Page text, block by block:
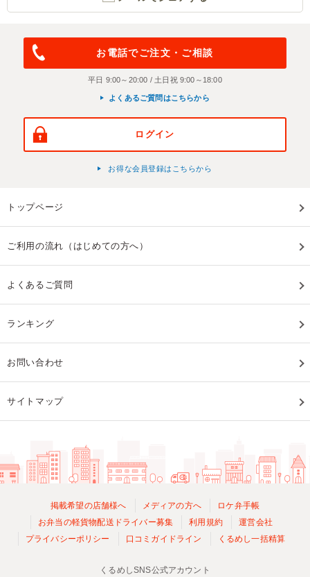
お電話でご注文・ご相談
平日 9:00～20:00 / 土日祝 9:00～18:00
よくあるご質問はこちらから
ログイン
お得な会員登録はこちらから
トップページ
ご利用の流れ（はじめての方へ）
よくあるご質問
ランキング
お問い合わせ
サイトマップ
掲載希望の店舗様へ メディアの方へ
ロケ弁手帳
お弁当の軽貨物配送ドライバー募集
利用規約
運営会社
プライバシーポリシー
口コミガイドライン くるめし一括精算
くるめしSNS公式アカウント